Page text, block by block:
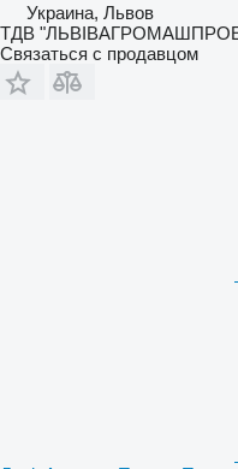
Украина, Львов
ТДВ
Связаться с продавцом